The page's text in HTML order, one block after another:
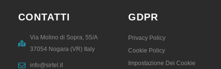
CONTATTI
Via Molino di Sopra, 55/A
37054 Nogara (VR) Italy
info@sirtel.it
GDPR
Privacy Policy
Cookie Policy
Impostazione Dei Cookie